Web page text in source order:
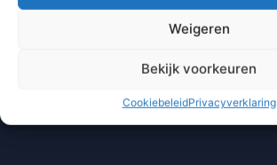
Weigeren
Bekijk voorkeuren
CookiebeleidPrivacyverklaring